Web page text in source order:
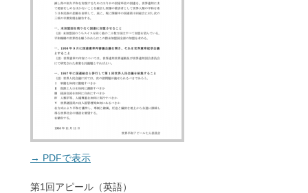
→ PDFで表示
第1回アピール（英語）